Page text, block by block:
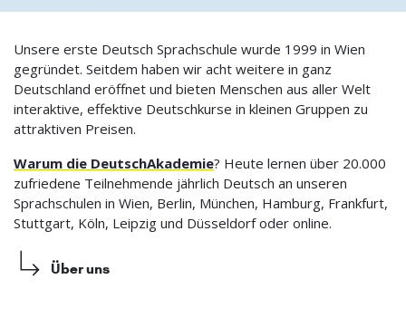
Unsere erste Deutsch Sprachschule wurde 1999 in Wien
gegründet. Seitdem haben wir acht weitere in ganz
Deutschland eröffnet und bieten Menschen aus aller Welt
interaktive, effektive Deutschkurse in kleinen Gruppen zu
attraktiven Preisen.
Warum die DeutschAkademie? Heute lernen über 20.000
zufriedene Teilnehmende jährlich Deutsch an unseren
Sprachschulen in Wien, Berlin, München, Hamburg, Frankfurt,
Stuttgart, Köln, Leipzig und Düsseldorf oder online.
Über uns